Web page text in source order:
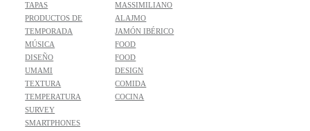
TAPAS
PRODUCTOS DE
TEMPORADA
MÚSICA
DISEÑO
UMAMI
TEXTURA
TEMPERATURA
SURVEY
SMARTPHONES
MASSIMILIANO
ALAJMO
JAMÓN IBÉRICO
FOOD
FOOD
DESIGN
COMIDA
COCINA